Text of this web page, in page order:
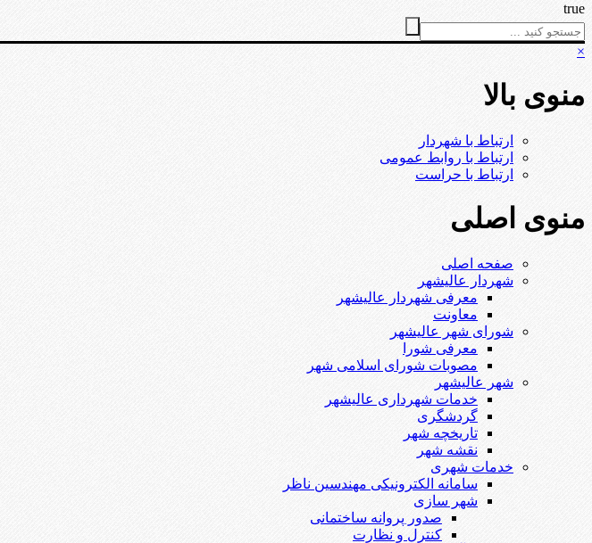
true
×
منوی بالا
ارتباط با شهردار
ارتباط با روابط عمومی
ارتباط با حراست
منوی اصلی
صفحه اصلی
شهردار عالیشهر
معرفی شهردار عالیشهر
معاونت
شورای شهر عالیشهر
معرفی شورا
مصوبات شورای اسلامی شهر
شهر عالیشهر
خدمات شهرداری عالیشهر
گردشگری
تاریخچه شهر
نقشه شهر
خدمات شهری
سامانه الکترونیکی مهندسین ناظر
شهر سازی
صدور پروانه ساختمانی
کنترل و نظارت